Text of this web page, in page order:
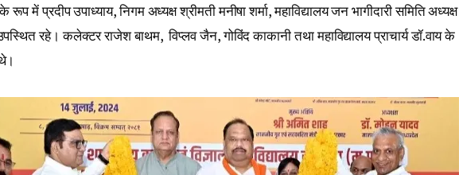
रूप में प्रदीप उपाध्याय, निगम अध्यक्ष श्रीमती मनीषा शर्मा, महाविद्यालय जन भागीदारी समिति अध्यक्ष
रहे। कलेक्टर राजेश बाथम, विप्लव जैन, गोविंद काकानी तथा महाविद्यालय प्राचार्य डॉ.वाय के